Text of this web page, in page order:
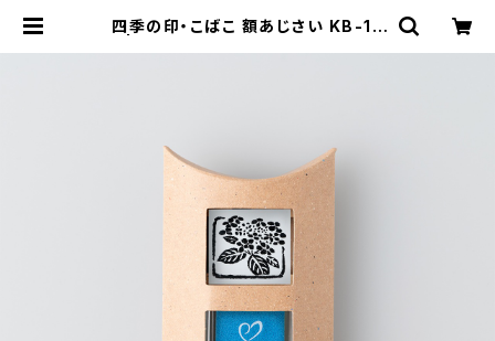
四季の印・こばこ 額あじさい KB-17